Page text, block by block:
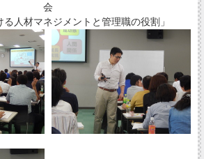
会
る人材マネジメントと管理職の役割」